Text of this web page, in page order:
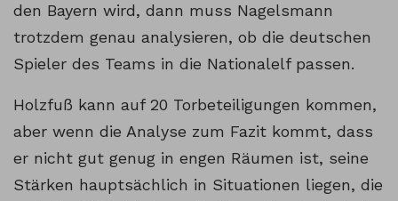
den Bayern wird, dann muss Nagelsmann
trotzdem genau analysieren, ob die deutschen
Spieler des Teams in die Nationalelf passen.
Holzfuß kann auf 20 Torbeteiligungen kommen,
aber wenn die Analyse zum Fazit kommt, dass
er nicht gut genug in engen Räumen ist, seine
Stärken hauptsächlich in Situationen liegen, die